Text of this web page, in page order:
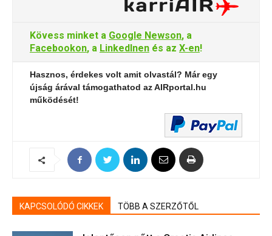
Kövess minket a Google Newson, a
Facebookon, a LinkedInen és az X-en!
Hasznos, érdekes volt amit olvastál? Már egy
újság árával támogathatod az AIRportal.hu
működését!
KAPCSOLÓDÓ CIKKEK TÖBB A SZERZŐTŐL